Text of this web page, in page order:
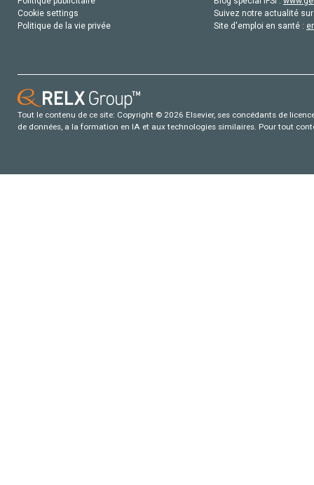
Cookie settings
Politique de la vie privée
Suivez notre actualité
Site d'emploi en santé :
Tout le contenu de ce site: Copyright © 2026 Elsevier, ses concédants de
de données, a la formation en IA et aux technologies similaires. Pour tout